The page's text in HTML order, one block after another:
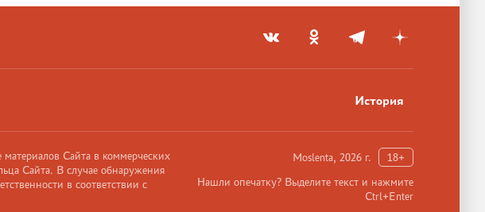
История
Moslenta, 2026 г.
18+
Нашли опечатку? Выделите текст и нажмите
Ctrl+Enter
Сайта в коммерческих
Сайта. В случае обнаружения
в соответствии с